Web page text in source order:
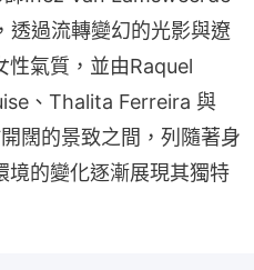
過流轉變幻的光影與遼
性氣質，並由Raquel
、Thalita Ferreira 與
闊的景致之間，列隨著身
境的變化逐漸展現其獨特